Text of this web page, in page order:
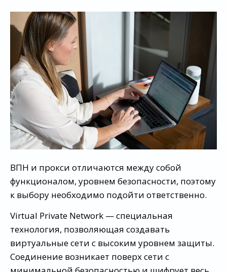
ВПН и прокси отличаются между собой
функционалом, уровнем безопасности, поэтому
к выбору необходимо подойти ответственно.
Virtual Private Network — специальная
технология, позволяющая создавать
виртуальные сети с высоким уровнем защиты.
Соединение возникает поверх сети с